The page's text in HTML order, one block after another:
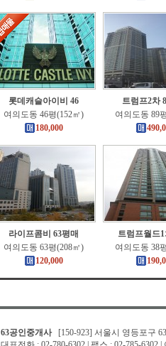
롯데캐슬아이비 46
여의도동 46평(152㎡)
180,000
트럼프2차
여의도동 89
라이프콤비 63평매
여의도동 63평(208㎡)
120,000
트럼프월드1
여의도동 38
63공인중개사[150-923] 서울시 영등포구